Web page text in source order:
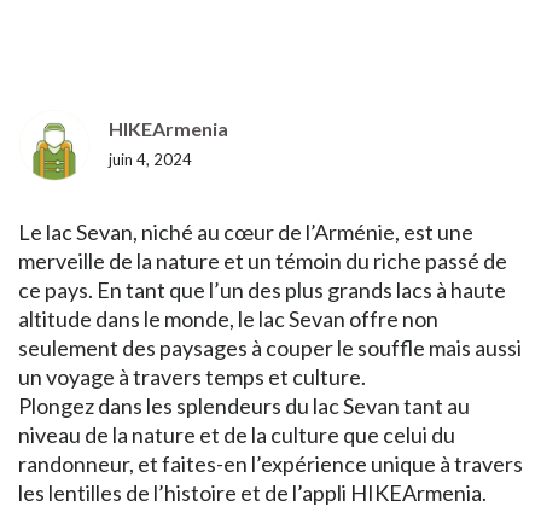
HIKEArmenia
juin 4, 2024
Le lac Sevan, niché au cœur de l’Arménie, est une
merveille de la nature et un témoin du riche passé de
ce pays. En tant que l’un des plus grands lacs à haute
altitude dans le monde, le lac Sevan offre non
seulement des paysages à couper le souffle mais aussi
un voyage à travers temps et culture.
Plongez dans les splendeurs du lac Sevan tant au
niveau de la nature et de la culture que celui du
randonneur, et faites-en l’expérience unique à travers
les lentilles de l’histoire et de l’appli HIKEArmenia.